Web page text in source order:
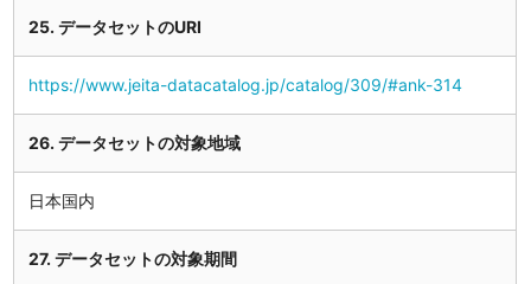
25. データセットのURI
https://www.jeita-datacatalog.jp/catalog/309/#ank-314
26. データセットの対象地域
日本国内
27. データセットの対象期間